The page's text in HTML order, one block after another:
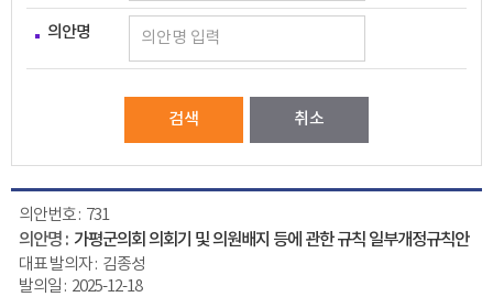
의안명
검색 취소
731
가평군의회 의회기 및 의원배지 등에 관한 규칙 일부개정규칙안
김종성
2025-12-18